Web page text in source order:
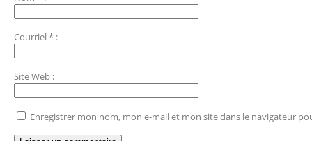
Courriel * :
Site Web :
Enregistrer mon nom, mon e-mail et mon site dans le navigateur